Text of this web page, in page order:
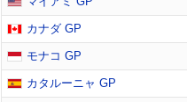
カナダ GP
モナコ GP
カタルーニャ GP